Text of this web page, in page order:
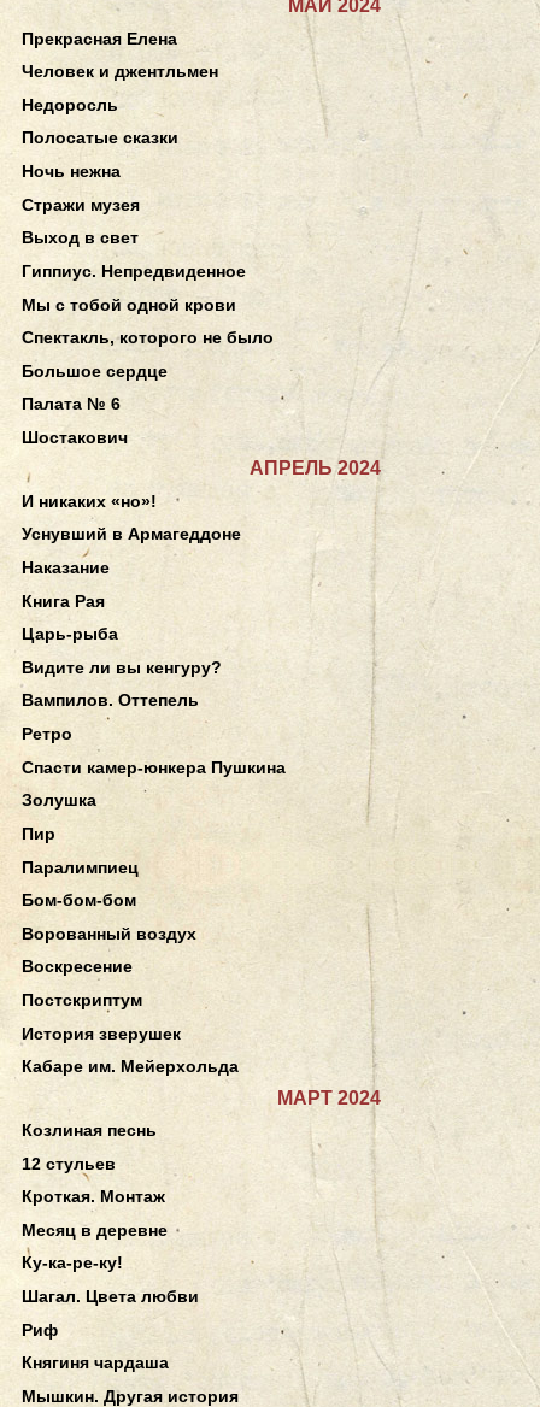
МАЙ 2024
Прекрасная Елена
Человек и джентльмен
Недоросль
Полосатые сказки
Ночь нежна
Стражи музея
Выход в свет
Гиппиус. Непредвиденное
Мы с тобой одной крови
Спектакль, которого не было
Большое сердце
Палата № 6
Шостакович
АПРЕЛЬ 2024
И никаких «но»!
Уснувший в Армагеддоне
Наказание
Книга Рая
Царь-рыба
Видите ли вы кенгуру?
Вампилов. Оттепель
Ретро
Спасти камер-юнкера Пушкина
Золушка
Пир
Паралимпиец
Бом-бом-бом
Ворованный воздух
Воскресение
Постскриптум
История зверушек
Кабаре им. Мейерхольда
МАРТ 2024
Козлиная песнь
12 стульев
Кроткая. Монтаж
Месяц в деревне
Ку-ка-ре-ку!
Шагал. Цвета любви
Риф
Княгиня чардаша
Мышкин. Другая история